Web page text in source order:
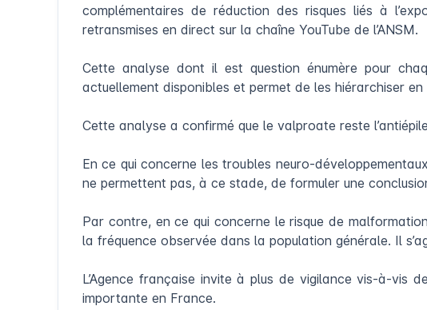
complémentaires de réduction des risques liés à
retransmises en direct sur la chaîne YouTube de l’ANSM.
Cette analyse dont il est question énumère pour
actuellement disponibles et permet de les hiérarchiser
Cette analyse a confirmé que le valproate reste
En ce qui concerne les troubles neuro-
ne permettent pas, à ce stade, de formuler une
Par contre, en ce qui concerne le risque de
la fréquence observée dans la population générale. Il
L’Agence française invite à plus de vigilance vis-à-vis
importante en France.